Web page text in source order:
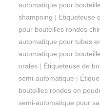
automatique pour
shampoing | Etiqueteuse
pour bouteilles rondes
automatique pour tubes
automatique pour
orales | Étiqueteuse de
semi-automatique |
bouteilles rondes en
semi-automatique pour